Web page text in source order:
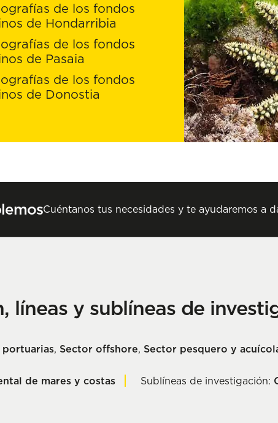
de los fondos
de Hondarribia
de los fondos
de Pasaia
de los fondos
de Donostia
Cuéntanos tus necesidades y te ayudaremos a
líneas y sublíneas de
portuarias, Sector offshore, Sector pesquero y
de mares y costas Sublíneas de investigación: